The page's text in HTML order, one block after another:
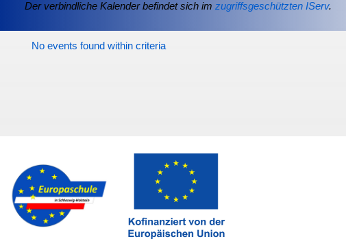
Der verbindliche Kalender befindet sich im zugriffsgeschützten IServ.
No events found within criteria